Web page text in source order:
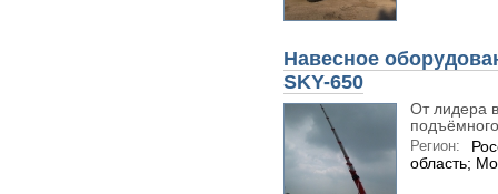
Навесное
SKY-650
От лидера
Регион:
область;